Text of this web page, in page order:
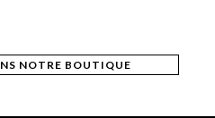
NOTRE BOUTIQUE